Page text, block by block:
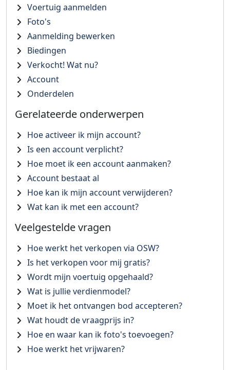
Voertuig aanmelden
Foto's
Aanmelding bewerken
Biedingen
Verkocht! Wat nu?
Account
Onderdelen
Gerelateerde onderwerpen
Hoe activeer ik mijn account?
Is een account verplicht?
Hoe moet ik een account aanmaken?
Account bestaat al
Hoe kan ik mijn account verwijderen?
Wat kan ik met een account?
Veelgestelde vragen
Hoe werkt het verkopen via OSW?
Is het verkopen voor mij gratis?
Wordt mijn voertuig opgehaald?
Wat is jullie verdienmodel?
Moet ik het ontvangen bod accepteren?
Wat houdt de vraagprijs in?
Hoe en waar kan ik foto's toevoegen?
Hoe werkt het vrijwaren?